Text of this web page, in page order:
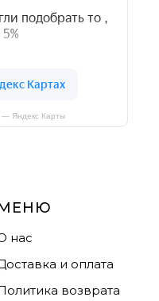
— Яндекс Карты
нас
и оплата
возврата